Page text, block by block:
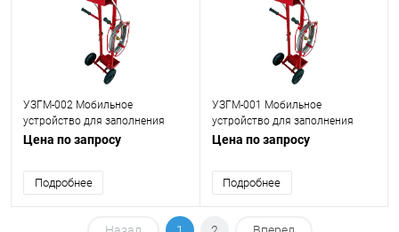
УЗГМ-002 Мобильное
устройство для заполнения
газовыми смесями
Цена по запросу
Подробнее
УЗГМ-001 Мобильное
устройство для заполнения
газовыми смесями
Цена по запросу
Подробнее